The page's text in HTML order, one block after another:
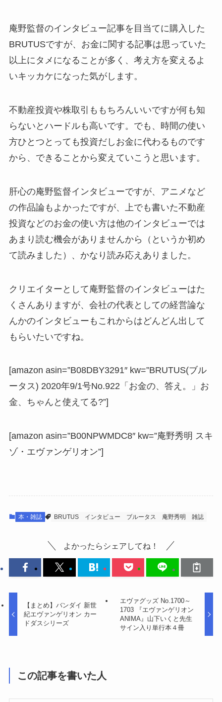
庵野監督のインタビュー記事を目当てに購入した
BRUTUSですが、お金に関する記事は思っていた
以上にタメになることが多く、考え方を変えるよ
いキッカケになった気がします。
不動産投資や株取引ももちろんいいですが何も知
らないとハードルも高いです。でも、時間の使い
方ひとつとっても投資だしお金に代わるものです
から、できることから変えていこうと思います。
肝心の庵野監督インタビューですが、アニメなど
の作品論もよかったですが、上でも書いた不動産
投資などのお金の使い方は他のインタビューでは
あまり読む機会がありませんから（というか初め
て読みました）、かなり読み応えありました。
クリエイターとして庵野監督のインタビューはた
くさんありますが、会社の代表としての経営論な
んかのインタビューもこれからはどんどん出して
もらいたいですね。
[amazon asin=”B08DBY3291″ kw=”BRUTUS(ブル
ータス) 2020年9/1号No.922「お金の、答え。」お
金、ちゃんと使えてる?”]
[amazon asin=”B00NPWMDC8″ kw=”庵野秀明 スキ
ゾ・エヴァンゲリオン”]
本・雑誌 BRUTUS インタビュー ブルータス 庵野秀明 雑誌
よかったらシェアしてね！
【まとめ】バンダイ 新世
紀エヴァンゲリオン カー
ドダスシリーズ
エヴァグッズ No.1700～
1703 『エヴァンゲリオン
ANIMA』山下いくと先生
サイン入り単行本４冊
この記事を書いた人